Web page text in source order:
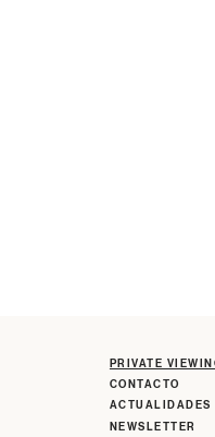
PRIVATE
CONTACTO
ACTUALIDADES
NEWSLETTER